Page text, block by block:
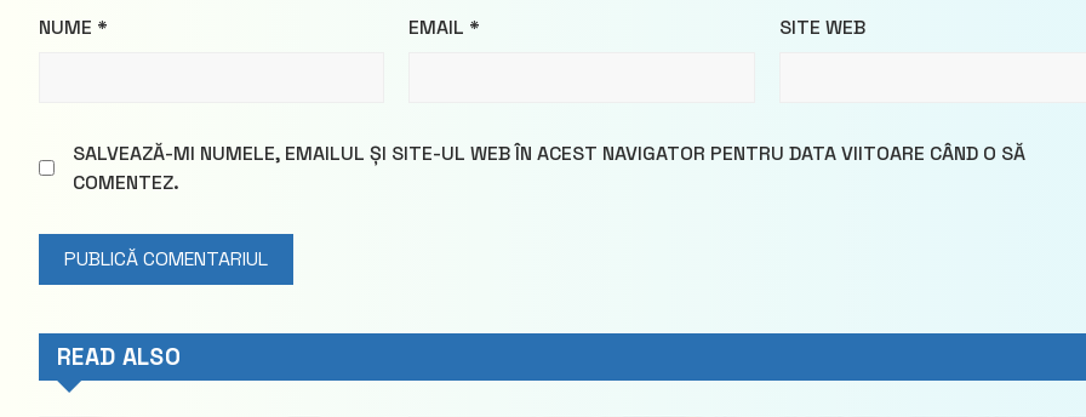
NUME * EMAIL * SITE WEB
SALVEAZĂ-MI NUMELE, EMAILUL ȘI SITE-UL WEB ÎN ACEST NAVIGATOR PENTRU DATA VIITOARE CÂND O SĂ
COMENTEZ.
READ ALSO